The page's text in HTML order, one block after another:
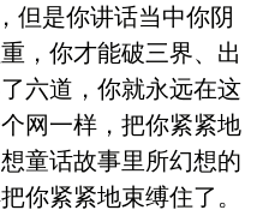
但是你讲话当中你阴
，你才能破三界、出
六道，你就永远在这
网一样，把你紧紧地
童话故事里所幻想的
你紧紧地束缚住了。